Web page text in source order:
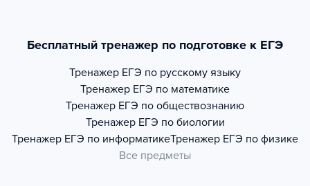
Бесплатный тренажер по подготовке к ЕГЭ
Тренажер ЕГЭ по русскому языку
Тренажер ЕГЭ по математике
Тренажер ЕГЭ по обществознанию
Тренажер ЕГЭ по биологии
Тренажер ЕГЭ по информатикеТренажер ЕГЭ по физике
Все предметы